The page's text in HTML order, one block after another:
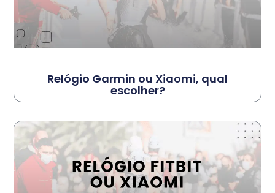
Relógio Garmin ou Xiaomi, qual
escolher?